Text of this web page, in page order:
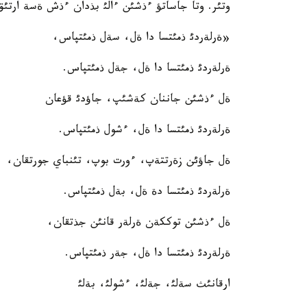
وتئر. وتا جاساتؤ ءذشئن ءالئ بذدان ءذش ةسة
«ةرلةردئ ذمئتسا دا ةل، سةل ذمئتپاس،
ةرلةردئ ذمئتسا دا ةل، جةل ذمئتپاس.
ةل ءذشئن جاننان كةشئپ، جاؤدئ قؤعان
ةرلةردئ ذمئتسا دا ةل، ءشول ذمئتپاس.
ةل جاؤئن زةرتتةپ، ءورت بوپ، تئنباي جورتقان،
ةرلةردئ ذمئتسا دة ةل، بةل ذمئتپاس.
ةل ءذشئن توككةن ةرلةر قانئن جذتقان،
ةرلةردئ ذمئتسا دا ةل، جةر ذمئتپاس.
ارقانئث سةلئ، جةلئ، ءشولئ، بةلئ